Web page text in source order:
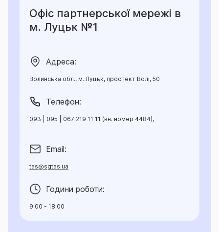
Офіс партнерської мережі в
м. Луцьк №1
Адреса:
Волинська обл., м. Луцьк, проспект Волі, 50
Телефон:
093 | 095 | 067 219 11 11 (вн. номер 4484),
Email:
tas@sgtas.ua
Години роботи:
9:00 - 18:00